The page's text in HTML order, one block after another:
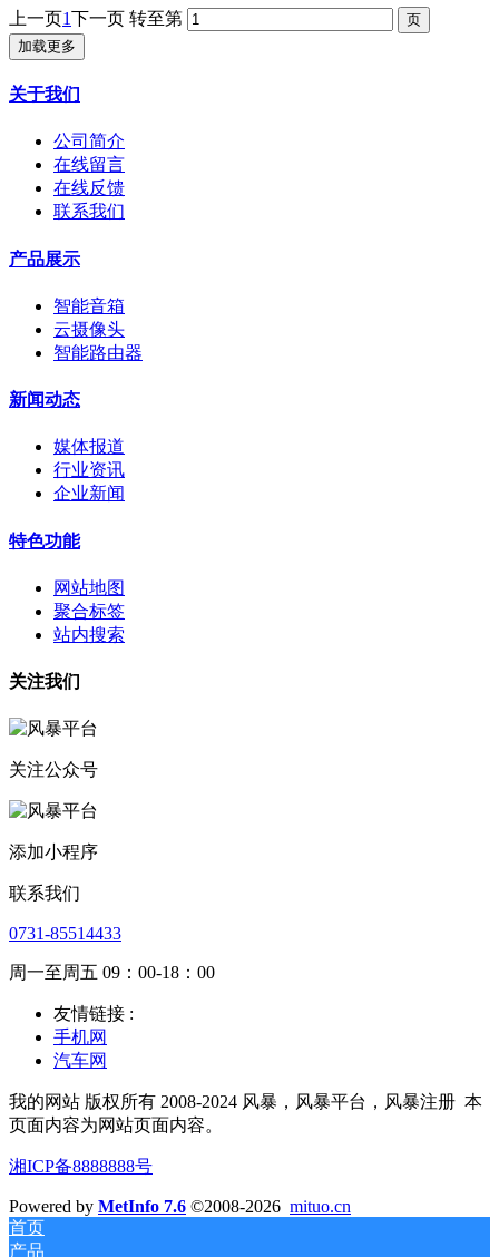
上一页1下一页 转至第
加载更多
关于我们
公司简介
在线留言
在线反馈
联系我们
产品展示
智能音箱
云摄像头
智能路由器
新闻动态
媒体报道
行业资讯
企业新闻
特色功能
网站地图
聚合标签
站内搜索
关注我们
关注公众号
添加小程序
联系我们
0731-85514433
周一至周五 09：00-18：00
友情链接 :
手机网
汽车网
我的网站 版权所有 2008-2024 风暴，风暴平台，风暴注册 本
页面内容为网站页面内容。
湘ICP备8888888号
Powered by MetInfo 7.6 ©2008-2026 mituo.cn
首页
产品